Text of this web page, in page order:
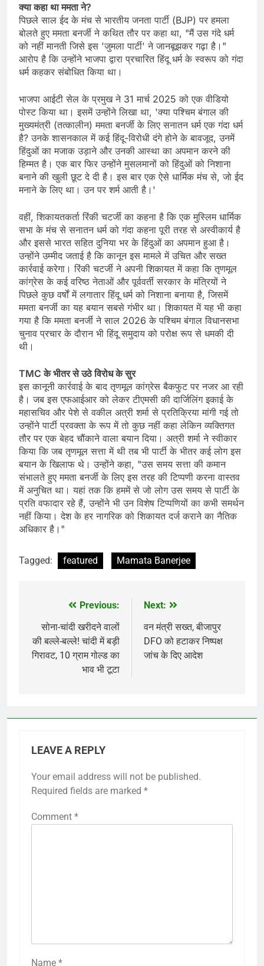
क्या कहा था ममता ने?
पिछले साल ईद के मंच से भारतीय जनता पार्टी (BJP) पर हमला
बोलते हुए ममता बनर्जी ने कथित तौर पर कहा था, "मैं उस गंदे धर्म
को नहीं मानती जिसे इस 'जुमला पार्टी' ने जानबूझकर गढ़ा है।"
आरोप है कि उन्होंने भाजपा द्वारा प्रचारित हिंदू धर्म के स्वरूप को गंदा
धर्म कहकर संबोधित किया था।
भाजपा आईटी सेल के प्रमुख ने 31 मार्च 2025 को एक वीडियो
पोस्ट किया था। इसमें उन्होंने लिखा था, 'क्या पश्चिम बंगाल की
मुख्यमंत्री (तत्कालीन) ममता बनर्जी के लिए सनातन धर्म एक गंदा धर्म
है? उनके शासनकाल में कई हिंदू-विरोधी दंगे होने के बावजूद, उनमें
हिंदुओं का मजाक उड़ाने और उनकी आस्था का अपमान करने की
हिम्मत है। एक बार फिर उन्होंने मुसलमानों को हिंदुओं को निशाना
बनाने की खुली छूट दे दी है। इस बार एक ऐसे धार्मिक मंच से, जो ईद
मनाने के लिए था। उन पर शर्म आती है।'
वहीं, शिकायतकर्ता रिंकी चटर्जी का कहना है कि एक मुस्लिम धार्मिक
सभा के मंच से सनातन धर्म को गंदा कहना पूरी तरह से अस्वीकार्य है
और इससे भारत सहित दुनिया भर के हिंदुओं का अपमान हुआ है।
उन्होंने उम्मीद जताई है कि कानून इस मामले में उचित और सख्त
कार्रवाई करेगा। रिंकी चटर्जी ने अपनी शिकायत में कहा कि तृणमूल
कांग्रेस के कई वरिष्ठ नेताओं और पूर्ववर्ती सरकार के मंत्रियों ने
पिछले कुछ वर्षों में लगातार हिंदू धर्म को निशाना बनाया है, जिसमें
ममता बनर्जी का यह बयान सबसे गंभीर था। शिकायत में यह भी कहा
गया है कि ममता बनर्जी ने साल 2026 के पश्चिम बंगाल विधानसभा
चुनाव प्रचार के दौरान भी हिंदू समुदाय को परोक्ष रूप से धमकी दी
थी।
TMC के भीतर से उठे विरोध के सुर
इस कानूनी कार्रवाई के बाद तृणमूल कांग्रेस बैकफुट पर नजर आ रही
है। जब इस एफआईआर को लेकर टीएमसी की दार्जिलिंग इकाई के
महासचिव और पेशे से वकील अत्री शर्मा से प्रतिक्रिया मांगी गई तो
उन्होंने पार्टी प्रवक्ता के रूप में तो कुछ नहीं कहा लेकिन व्यक्तिगत
तौर पर एक बेहद चौंकाने वाला बयान दिया। अत्री शर्मा ने स्वीकार
किया कि जब तृणमूल सत्ता में थी तब भी पार्टी के भीतर कई लोग इस
बयान के खिलाफ थे। उन्होंने कहा, "उस समय सत्ता की कमान
संभालते हुए ममता बनर्जी के लिए इस तरह की टिप्पणी करना वास्तव
में अनुचित था। यहां तक कि हममें से जो लोग उस समय से पार्टी के
प्रति वफादार रहे हैं, उन्होंने भी उन विशेष टिप्पणियों का कभी समर्थन
नहीं किया। देश के हर नागरिक को शिकायत दर्ज कराने का नैतिक
अधिकार है।"
Tagged: featured Mamata Banerjee
navigation
Previous:
सोना-चांदी खरीदने वालों
की बल्ले-बल्ले! चांदी में बड़ी
गिरावट, 10 ग्राम गोल्ड का
भाव भी टूटा
Next:
वन मंत्री सख्त, बीजापुर
DFO को हटाकर निष्पक्ष
जांच के दिए आदेश
LEAVE A REPLY
Your email address will not be published.
Required fields are marked *
Comment *
Name *